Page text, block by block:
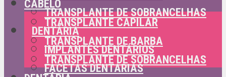
TRANSPLANTE DE SOBRANCELHAS
DENTÁRIA
IMPLANTES DENTÁRIOS
FACETAS DENTÁRIAS
CABELO
TRANSPLANTE CAPILAR
TRANSPLANTE DE BARBA
TRANSPLANTE DE SOBRANCELHAS